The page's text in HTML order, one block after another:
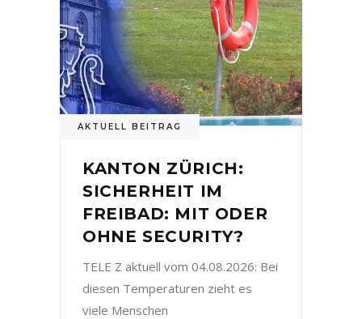
AKTUELL BEITRAG
KANTON ZÜRICH:
SICHERHEIT IM
FREIBAD: MIT ODER
OHNE SECURITY?
TELE Z aktuell vom 04.08.2026: Bei
diesen Temperaturen zieht es
viele Menschen